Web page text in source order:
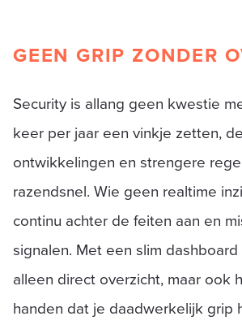
GEEN GRIP ZONDER
Security is allang geen kwestie
keer per jaar een vinkje zetten,
ontwikkelingen en strengere
razendsnel. Wie geen realtime
continu achter de feiten aan en
signalen. Met een slim
alleen direct overzicht, maar ook
handen dat je daadwerkelijk grip